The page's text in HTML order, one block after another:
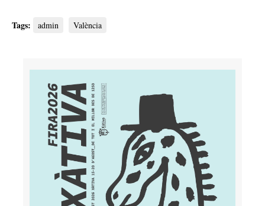
Tags: admin València